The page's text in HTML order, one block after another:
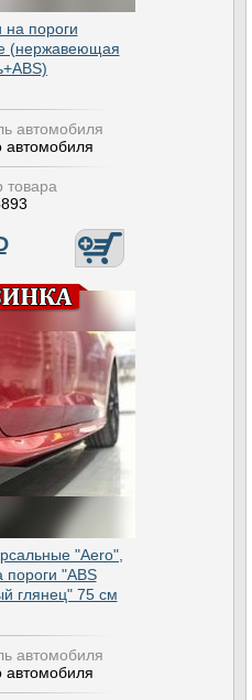
на пороги
(нержавеющая
автомобиля
автомобиля
товара
"Aero",
пороги "ABS
глянец" 75 см
автомобиля
автомобиля